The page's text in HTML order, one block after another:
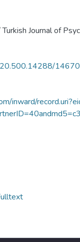
Journal of
14670
inward/